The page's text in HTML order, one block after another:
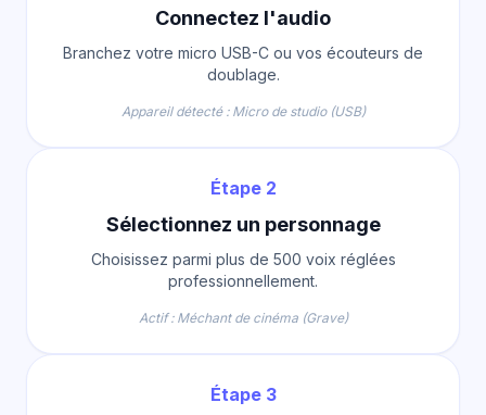
Connectez l'audio
Branchez votre micro USB-C ou vos écouteurs de
doublage.
Appareil détecté : Micro de studio (USB)
Étape 2
Sélectionnez un personnage
Choisissez parmi plus de 500 voix réglées
professionnellement.
Actif : Méchant de cinéma (Grave)
Étape 3